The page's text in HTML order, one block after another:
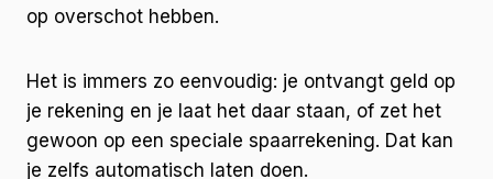
op overschot hebben.
Het is immers zo eenvoudig: je ontvangt geld op
je rekening en je laat het daar staan, of zet het
gewoon op een speciale spaarrekening. Dat kan
je zelfs automatisch laten doen.